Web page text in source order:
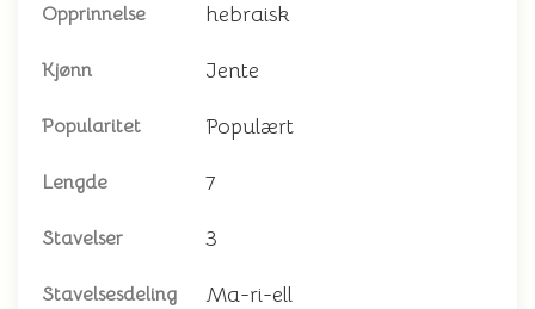
Opprinnelse hebraisk
Kjønn Jente
Popularitet Populært
Lengde 7
Stavelser 3
Stavelsesdeling Ma-ri-ell